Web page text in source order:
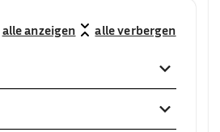
alle anzeigen alle verbergen